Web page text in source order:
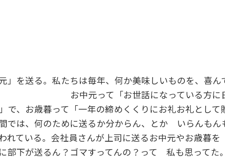
」を送る。私たちは毎年、何か美味しいものを、喜ん
。 お中元って「お世話になっている方に
で、お歳暮って「一年の締めくくりにお礼お礼として
では、何のために送るか分からん、とか いらんもん
れている。会社員さんが上司に送るお中元やお歳暮
部下が送るん？ゴマすってんの？って 私も思ってた